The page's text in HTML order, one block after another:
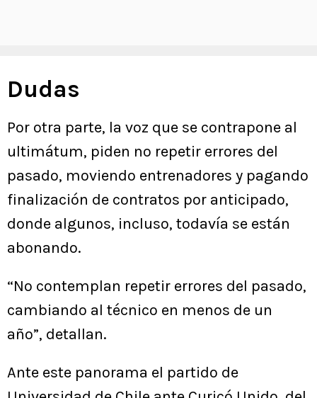
Dudas
Por otra parte, la voz que se contrapone al
ultimátum, piden no repetir errores del
pasado, moviendo entrenadores y pagando
finalización de contratos por anticipado,
donde algunos, incluso, todavía se están
abonando.
“No contemplan repetir errores del pasado,
cambiando al técnico en menos de un
año”, detallan.
Ante este panorama el partido de